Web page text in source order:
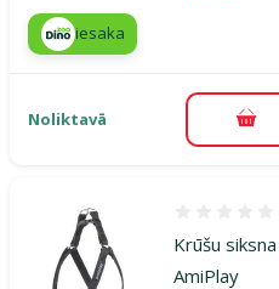
iesaka
Noliktavā
Krūšu
AmiPlay